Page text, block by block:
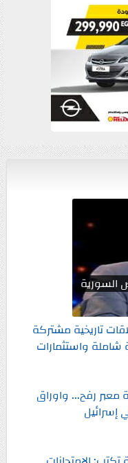
السورية
تاريخية مشتركة
شاملة واستثمارات
معبر رفح... واوراق